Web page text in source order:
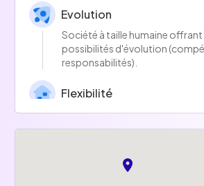
Evolution
Société à taille humaine offrant
possibilités d'évolution
responsabilités).
Flexibilité
Les horaires et congés sont